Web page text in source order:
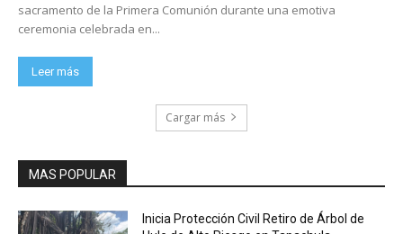
sacramento de la Primera Comunión durante una emotiva
ceremonia celebrada en...
Leer más
Cargar más
MAS POPULAR
Inicia Protección Civil Retiro de Árbol de